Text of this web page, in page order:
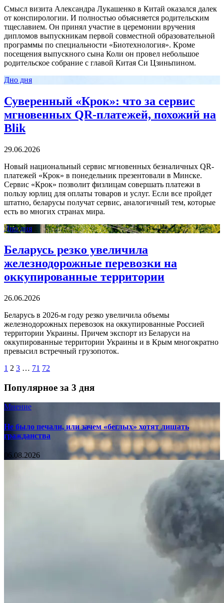
Смысл визита Александра Лукашенко в Китай оказался далек
от конспирологии. И полностью объясняется родительским
тщеславием. Он принял участие в церемонии вручения
дипломов выпускникам первой совместной образовательной
программы по специальности «Биотехнология». Кроме
посещения выпускного сына Коли он провел небольшое
родительское собрание с главой Китая Си Цзиньпином.
Дно дня
Суверенный «Крок»: что за сервис
мгновенных QR-платежей, похожий на
Blik
29.06.2026
Новый национальный сервис мгновенных безналичных QR-
платежей «Крок» в понедельник презентовали в Минске.
Сервис «Крок» позволит физлицам совершать платежи в
пользу юрлиц для оплаты товаров и услуг. Если все пройдет
штатно, беларусы получат сервис, аналогичный тем, которые
есть во многих странах мира.
Дно дня
Беларусь резко увеличила
железнодорожные перевозки на
оккупированные территории
26.06.2026
Беларусь в 2026-м году резко увеличила объемы
железнодорожных перевозок на оккупированные Россией
территории Украины. Причем экспорт из Беларуси на
оккупированные территории Украины и в Крым многократно
превысил встречный грузопоток.
1 2 3 … 71 72
Популярное за 3 дня
Мнение
Не было печали, или зачем «беглых» хотят лишать
гражданства
06.08.2026